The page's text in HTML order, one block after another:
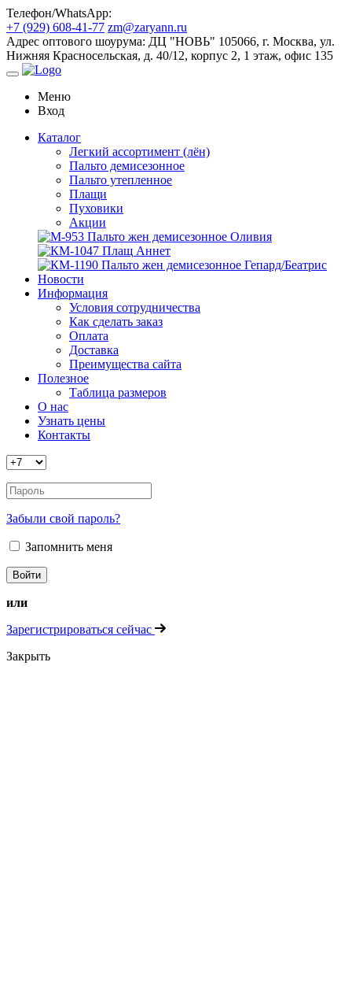
Телефон/WhatsApp:
+7 (929) 608-41-77 zm@zaryann.ru
Адрес оптового шоурума: ДЦ "НОВЬ" 105066, г. Москва, ул.
Нижняя Красносельская, д. 40/12, корпус 2, 1 этаж, офис 135
Меню
Вход
Каталог
Легкий ассортимент (лён)
Пальто демисезонное
Пальто утепленное
Плащи
Пуховики
Акции
Новости
Информация
Условия сотрудничества
Как сделать заказ
Оплата
Доставка
Преимущества сайта
Полезное
Таблица размеров
О нас
Узнать цены
Контакты
Забыли свой пароль?
Запомнить меня
или
Зарегистрироваться сейчас
Закрыть